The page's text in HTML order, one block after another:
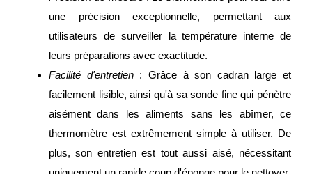
une précision exceptionnelle, permettant aux
utilisateurs de surveiller la température interne de
leurs préparations avec exactitude.
Facilité d'entretien: Grâce à son cadran large et
facilement lisible, ainsi qu'à sa sonde fine qui pénètre
aisément dans les aliments sans les abîmer, ce
thermomètre est extrêmement simple à utiliser. De
plus, son entretien est tout aussi aisé, nécessitant